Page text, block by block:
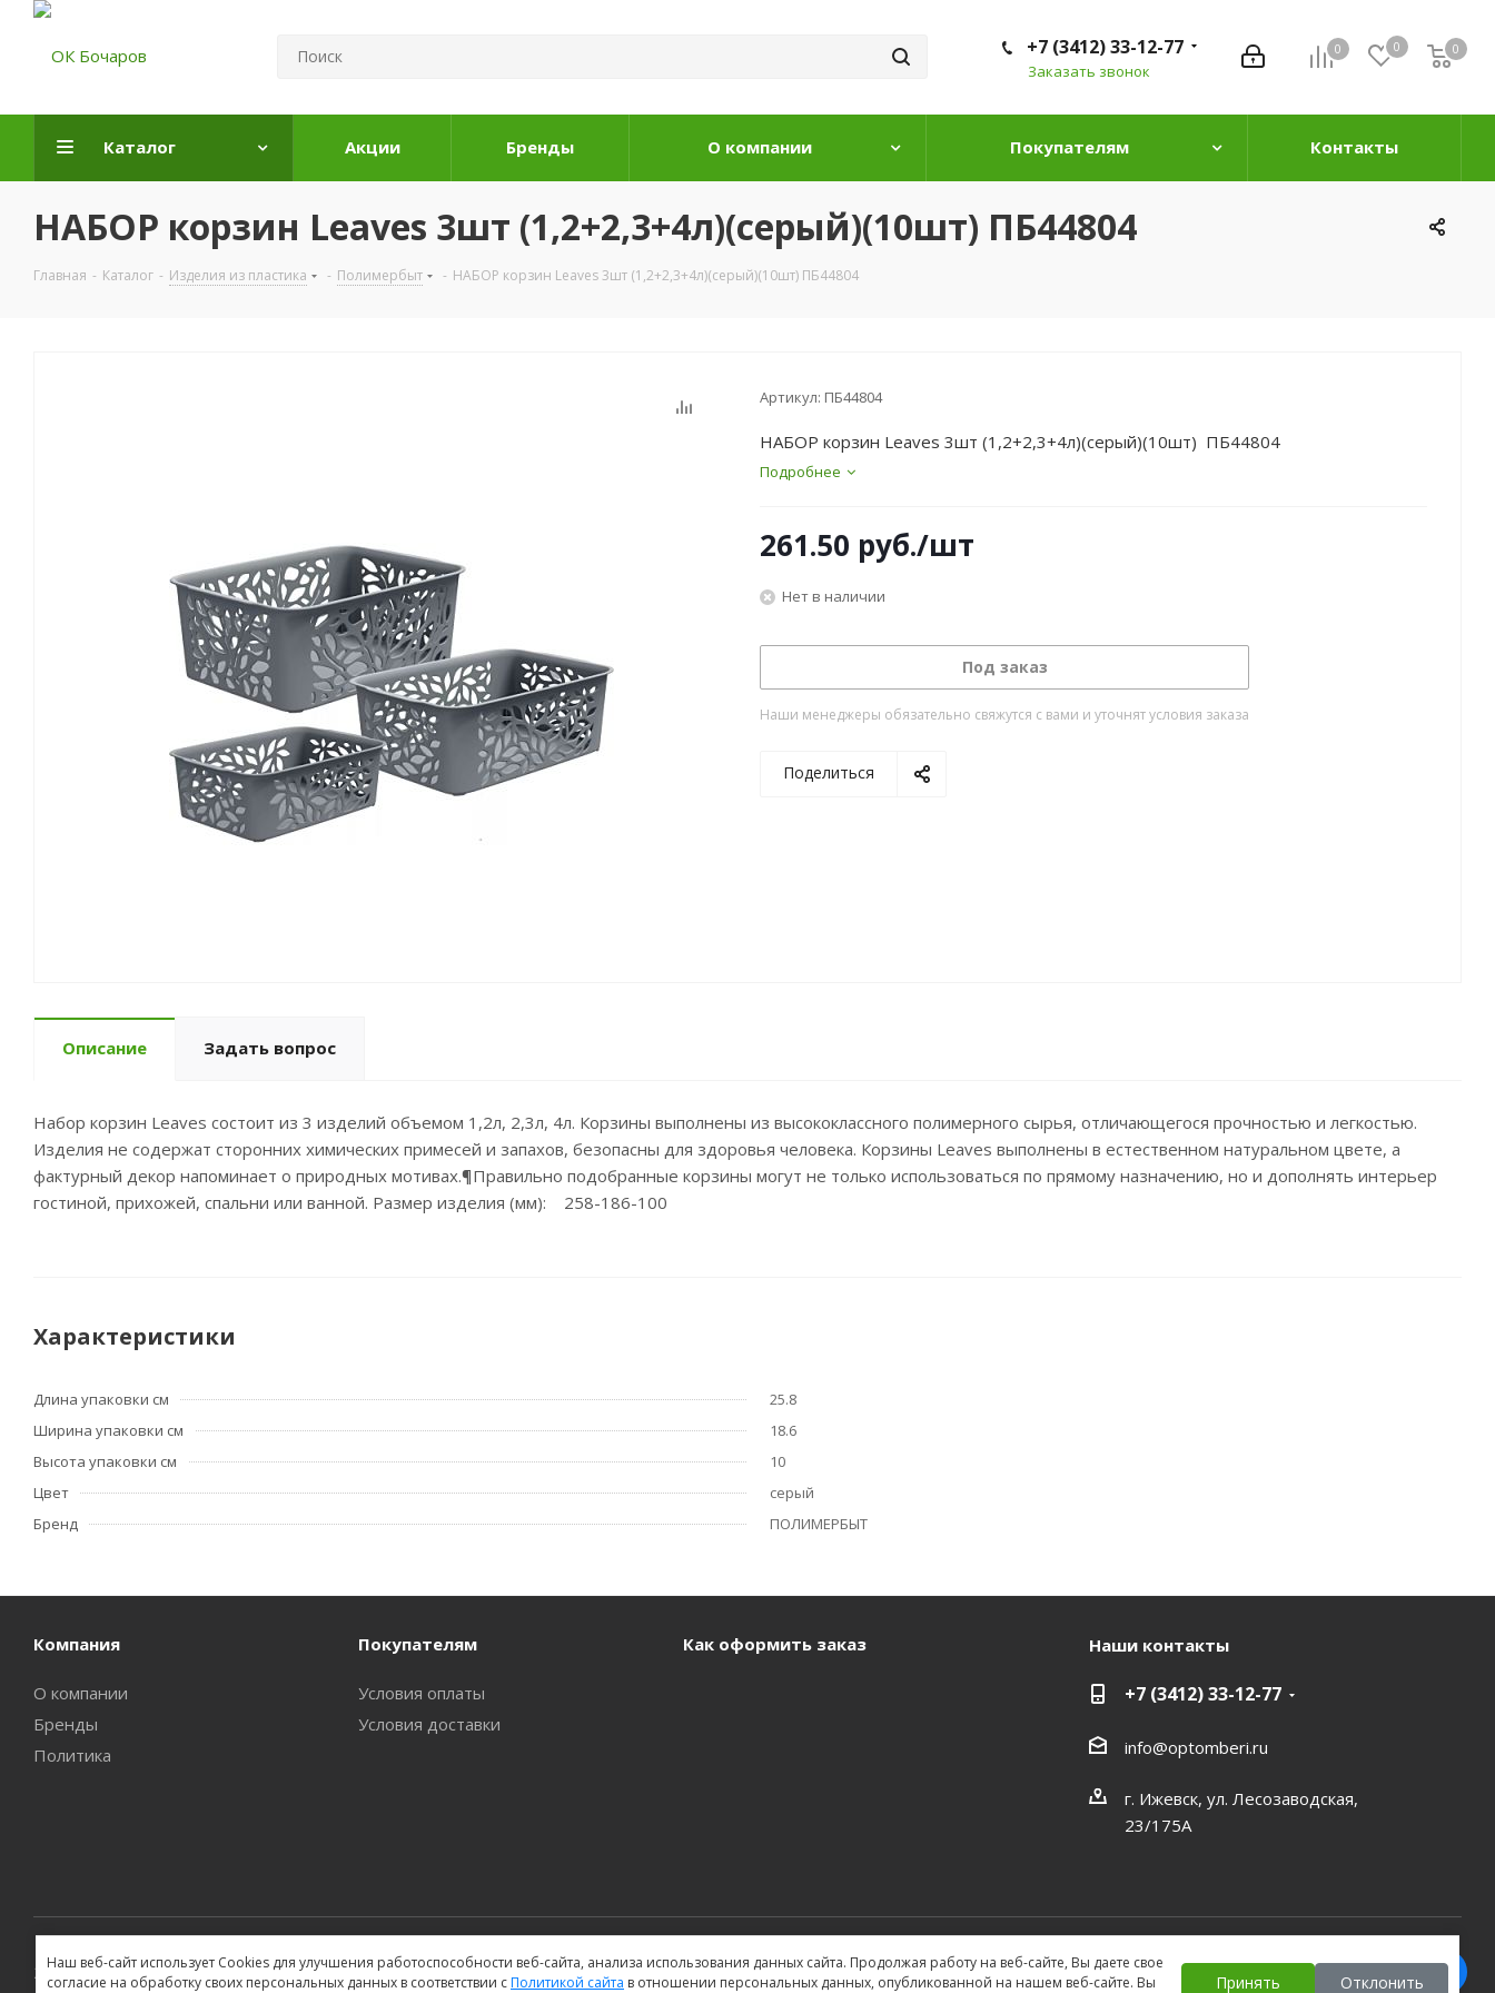
0 0 0
0
+7 (3412) 33-12-77
Заказать звонок
Каталог Акции Бренды О компании Покупателям Контакты
НАБОР корзин Leaves 3шт (1,2+2,3+4л)(серый)(10шт) ПБ44804
Главная - Каталог - Изделия из пластика - Полимербыт - НАБОР корзин Leaves 3шт (1,2+2,3+4л)(серый)(10шт) ПБ44804
Артикул: ПБ44804
НАБОР корзин Leaves 3шт (1,2+2,3+4л)(серый)(10шт) ПБ44804
Подробнее
261.50 руб./шт
Нет в наличии
Под заказ
Наши менеджеры обязательно свяжутся с вами и уточнят условия заказа
Поделиться
Описание Задать вопрос
Набор корзин Leaves состоит из 3 изделий объемом 1,2л, 2,3л, 4л. Корзины выполнены из высококлассного полимерного сырья, отличающегося прочностью и легкостью.
Изделия не содержат сторонних химических примесей и запахов, безопасны для здоровья человека. Корзины Leaves выполнены в естественном натуральном цвете, а
фактурный декор напоминает о природных мотивах.¶Правильно подобранные корзины могут не только использоваться по прямому назначению, но и дополнять интерьер
гостиной, прихожей, спальни или ванной. Размер изделия (мм): 258-186-100
Характеристики
Длина упаковки см
25.8
Ширина упаковки см
18.6
Высота упаковки см
10
Цвет
серый
Бренд
ПОЛИМЕРБЫТ
Наш веб-сайт использует Cookies для улучшения работоспособности веб-сайта, анализа использования данных сайта. Продолжая работу на веб-сайте, Вы даете свое
согласие на обработку своих персональных данных в соответствии сПолитикой сайта в отношении персональных данных, опубликованной на нашем веб-сайте. Вы Принять Отклонить
Компания
О компании
Бренды
Политика
Покупателям
Условия оплаты
Условия доставки
Как оформить заказ Наши контакты
+7 (3412) 33-12-77
info@optomberi.ru
г. Ижевск, ул. Лесозаводская,
23/175А
2026 ©